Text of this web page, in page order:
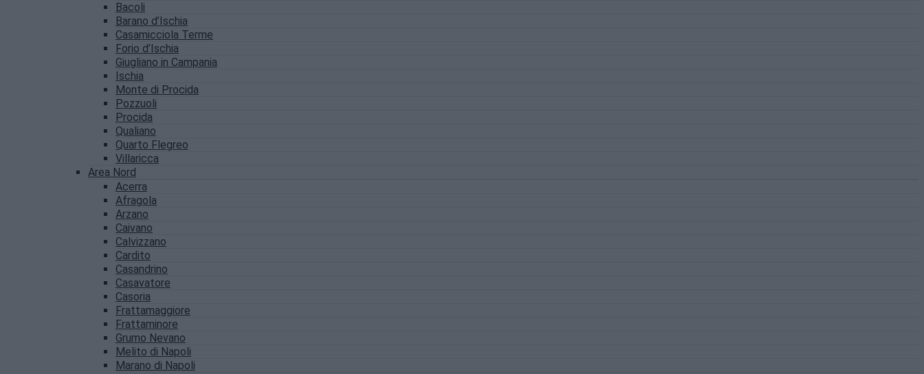
Bacoli
Barano d’Ischia
Casamicciola Terme
Forio d’Ischia
Giugliano in Campania
Ischia
Monte di Procida
Pozzuoli
Procida
Qualiano
Quarto Flegreo
Villaricca
Area Nord
Acerra
Afragola
Arzano
Caivano
Calvizzano
Cardito
Casandrino
Casavatore
Casoria
Frattamaggiore
Frattaminore
Grumo Nevano
Melito di Napoli
Marano di Napoli